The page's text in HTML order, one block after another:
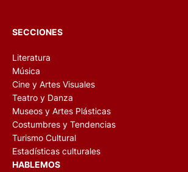
SECCIONES
Literatura
Música
Cine y Artes Visuales
Teatro y Danza
Museos y Artes Plásticas
Costumbres y Tendencias
Turismo Cultural
Estadísticas culturales
HABLEMOS